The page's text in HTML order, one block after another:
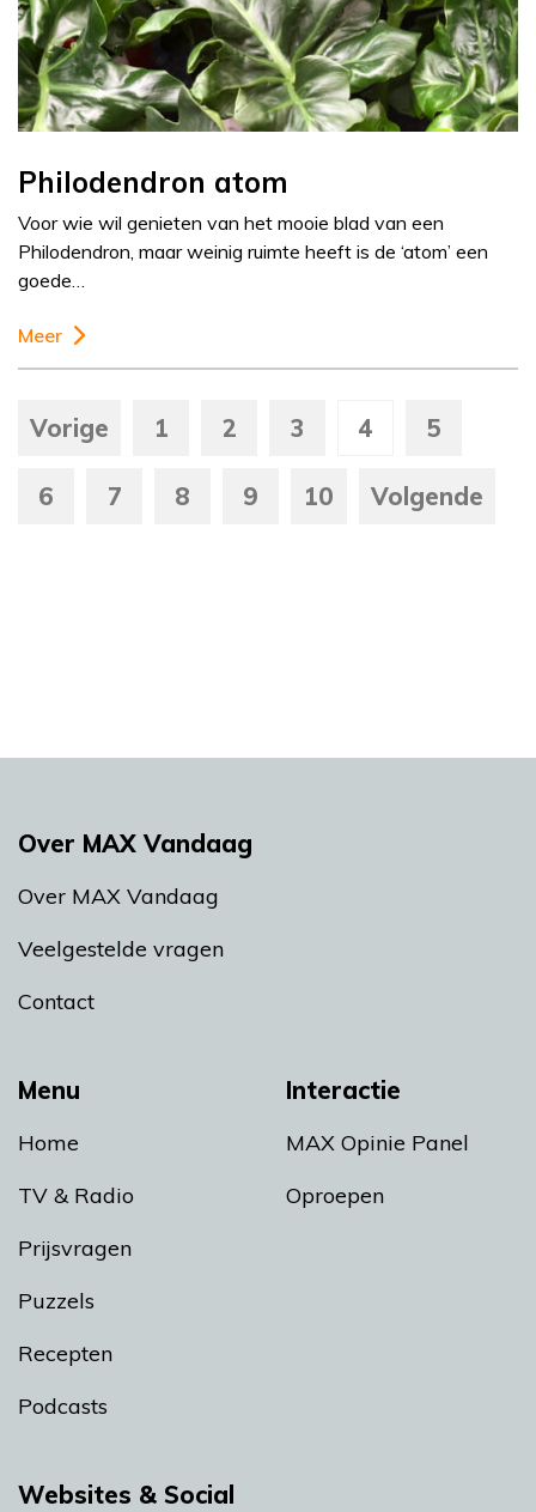
Philodendron atom
Voor wie wil genieten van het mooie blad van een
Philodendron, maar weinig ruimte heeft is de ‘atom’ een
goede…
Meer
Vorige 1 2 3 4 5
6 7 8 9 10 Volgende
Menu
Home
TV & Radio
Prijsvragen
Puzzels
Recepten
Podcasts
Interactie
MAX Opinie Panel
Oproepen
Over MAX Vandaag
Over MAX Vandaag
Veelgestelde vragen
Contact
Websites & Social